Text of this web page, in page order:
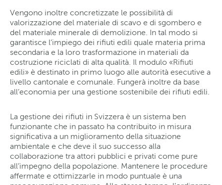
Vengono inoltre concretizzate le possibilità di
valorizzazione del materiale di scavo e di sgombero e
del materiale minerale di demolizione. In tal modo si
garantisce l’impiego dei rifiuti edili quale materia prima
secondaria e la loro trasformazione in materiali da
costruzione riciclati di alta qualità. Il modulo «Rifiuti
edili» è destinato in primo luogo alle autorità esecutive a
livello cantonale e comunale. Fungerà inoltre da base
all’economia per una gestione sostenibile dei rifiuti edili.
La gestione dei rifiuti in Svizzera è un sistema ben
funzionante che in passato ha contribuito in misura
significativa a un miglioramento della situazione
ambientale e che deve il suo successo alla
collaborazione tra attori pubblici e privati come pure
all’impegno della popolazione. Mantenere le procedure
affermate e ottimizzarle in modo puntuale è una